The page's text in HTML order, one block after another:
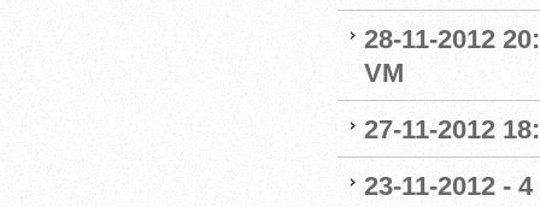
28-11-2012
VM
27-11-2012
23-11-2012 -